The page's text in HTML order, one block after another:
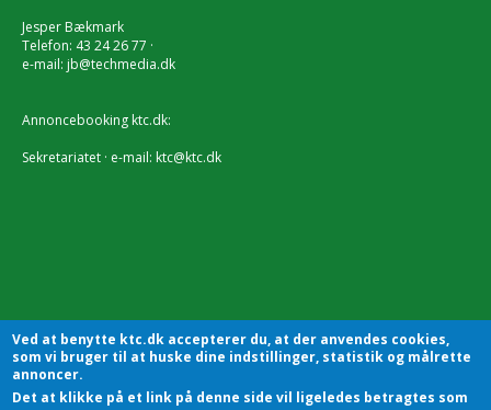
Jesper Bækmark
Telefon: 43 24 26 77 ·
e-mail: jb@techmedia.dk
Annoncebooking ktc.dk:
Sekretariatet · e-mail: ktc@ktc.dk
Ved at benytte ktc.dk accepterer du, at der anvendes cookies,
som vi bruger til at huske dine indstillinger, statistik og målrette
annoncer.
Det at klikke på et link på denne side vil ligeledes betragtes som